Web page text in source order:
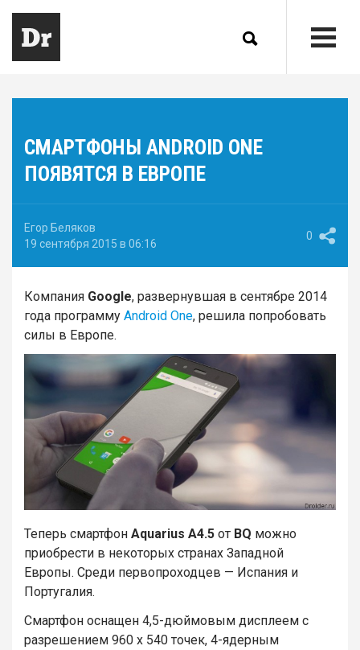
СМАРТФОНЫ ANDROID ONE
ПОЯВЯТСЯ В ЕВРОПЕ
Егор Беляков
19 сентября 2015 в 06:16
0
Компания Google, развернувшая в сентябре 2014
года программу Android One, решила попробовать
силы в Европе.
Теперь смартфон Aquarius A4.5 от BQ можно
приобрести в некоторых странах Западной
Европы. Среди первопроходцев — Испания и
Португалия.
Смартфон оснащен 4,5-дюймовым дисплеем с
разрешением 960 х 540 точек, 4-ядерным